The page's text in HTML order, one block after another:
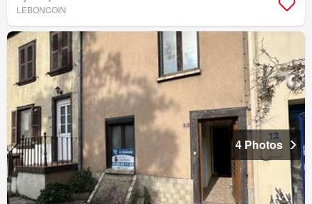
LEBONCOIN
4 Photos